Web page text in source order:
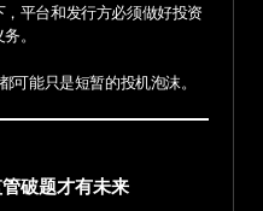
平台和发行方必须做好投资
。
可能只是短暂的投机泡沫。
破题才有未来